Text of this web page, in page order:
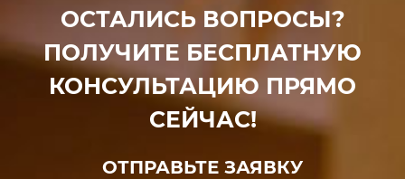
ОСТАЛИСЬ ВОПРОСЫ?
ПОЛУЧИТЕ БЕСПЛАТНУЮ
КОНСУЛЬТАЦИЮ ПРЯМО
СЕЙЧАС!
ОТПРАВЬТЕ ЗАЯВКУ